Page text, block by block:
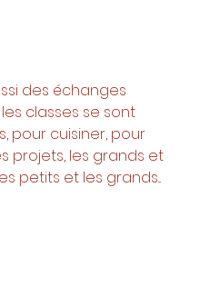
des échanges
classes se sont
pour cuisiner, pour
projets, les grands et
petits et les grands...